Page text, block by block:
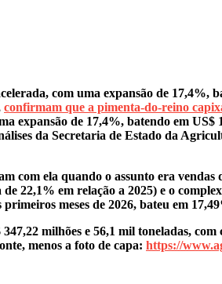
com uma expansão de 17,4%,
confirmam que a pimenta-do-reino
de 17,4%, batendo em US$
da Secretaria de Estado da
com ela quando o assunto era
22,1% em relação a 2025) e o
meses de 2026, bateu em
milhões e 56,1 mil toneladas,
menos a foto de capa: https://